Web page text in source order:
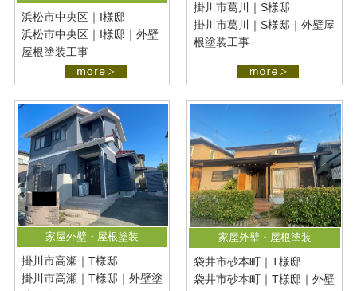
浜松市中央区｜I様邸
浜松市中央区｜I様邸｜外壁
屋根塗装工事
掛川市葛川｜S様邸
掛川市葛川｜S様邸｜外壁屋
根塗装工事
家屋外壁・屋根塗装
掛川市高瀬｜T様邸
掛川市高瀬｜T様邸｜外壁塗
家屋外壁・屋根塗装
袋井市砂本町｜T様邸
袋井市砂本町｜T様邸｜外壁